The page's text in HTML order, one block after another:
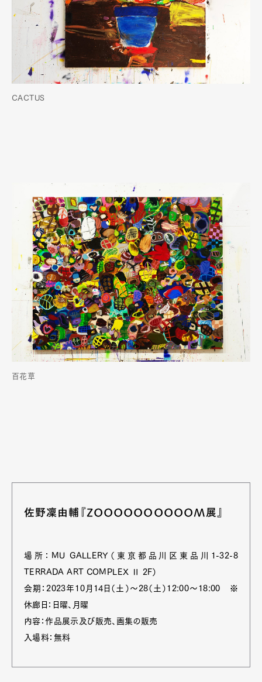
Art&DesignWatchFashion
GourmetCars
Product
Pen Membership
Magazine
CACTUS
百花草
佐野凜由輔『ZOOOOOOOOOOM展』
場所：MU GALLERY（東京都品川区東品川1-32-8
TERRADA ART COMPLEX Ⅱ 2F）
会期：2023年10月14日（土）〜28（土）12:00〜18:00 ※
休廊日：日曜、月曜
内容：作品展示及び販売、画集の販売
入場料：無料